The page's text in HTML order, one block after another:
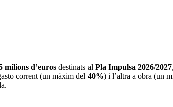
milions d’euros destinats al Pla Impulsa 2026/2027
corrent (un màxim del 40%) i l’altra a obra (un